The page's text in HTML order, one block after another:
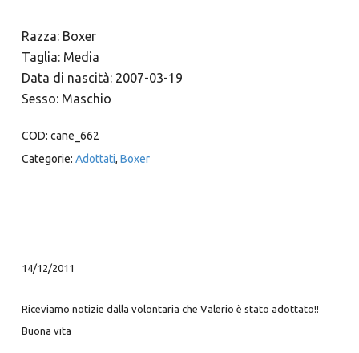
Razza: Boxer
Taglia: Media
Data di nascità: 2007-03-19
Sesso: Maschio
COD: cane_662
Categorie: Adottati, Boxer
14/12/2011
Riceviamo notizie dalla volontaria che Valerio è stato adottato!!
Buona vita